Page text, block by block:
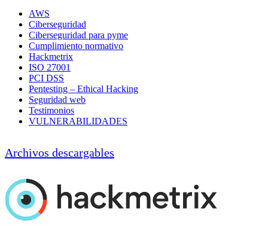
AWS
Ciberseguridad
Ciberseguridad para pyme
Cumplimiento normativo
Hackmetrix
ISO 27001
PCI DSS
Pentesting – Ethical Hacking
Seguridad web
Testimonios
VULNERABILIDADES
Archivos descargables